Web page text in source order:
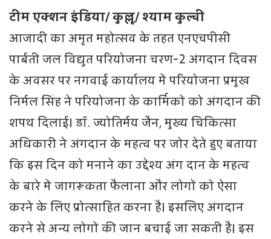
टीम एक्शन इंडिया/ कुल्लू/ श्याम कुल्वी
आजादी का अमृत महोत्सव के तहत एनएचपीसी
पार्बती जल विद्युत परियोजना चरण-2 अंगदान दिवस
के अवसर पर नगवाई कार्यालय में परियोजना प्रमुख
निर्मल सिंह ने परियोजना के कार्मिकों को अंगदान की
शपथ दिलाई। डॉ. ज्योतिर्मय जैन, मुख्य चिकित्सा
अधिकारी ने अंगदान के महत्व पर जोर देते हुए बताया
कि इस दिन को मनाने का उद्देश्य अंग दान के महत्व
के बारे में जागरूकता फैलाना और लोगों को ऐसा
करने के लिए प्रोत्साहित करना है। इसलिए अंगदान
करने से अन्य लोगों की जान बचाई जा सकती है। इस